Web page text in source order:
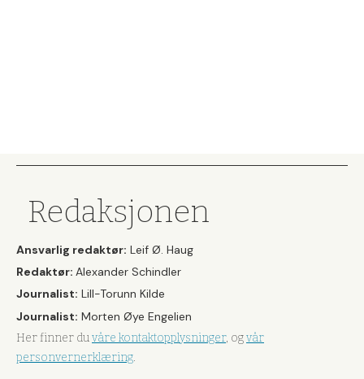
Redaksjonen
Ansvarlig redaktør: Leif Ø. Haug
Redaktør: Alexander Schindler
Journalist: Lill-Torunn Kilde
Journalist: Morten Øye Engelien
Her finner duvåre kontaktopplysninger, ogvår
personvernerklæring.